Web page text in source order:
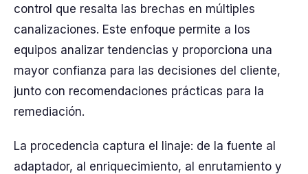
control que resalta las brechas en múltiples
canalizaciones. Este enfoque permite a los
equipos analizar tendencias y proporciona una
mayor confianza para las decisiones del cliente,
junto con recomendaciones prácticas para la
remediación.
La procedencia captura el linaje: de la fuente al
adaptador, al enriquecimiento, al enrutamiento y